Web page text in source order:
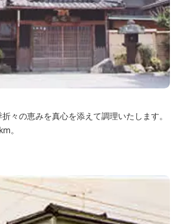
々の恵みを真心を添えて調理いたします。
。